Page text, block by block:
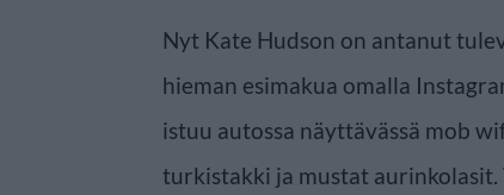
Nyt Kate Hudson on antanut
hieman esimakua omalla
istuu autossa näyttävässä mob
turkistakki ja mustat